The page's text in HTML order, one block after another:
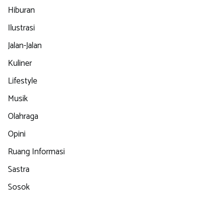
Hiburan
Ilustrasi
Jalan-Jalan
Kuliner
Lifestyle
Musik
Olahraga
Opini
Ruang Informasi
Sastra
Sosok